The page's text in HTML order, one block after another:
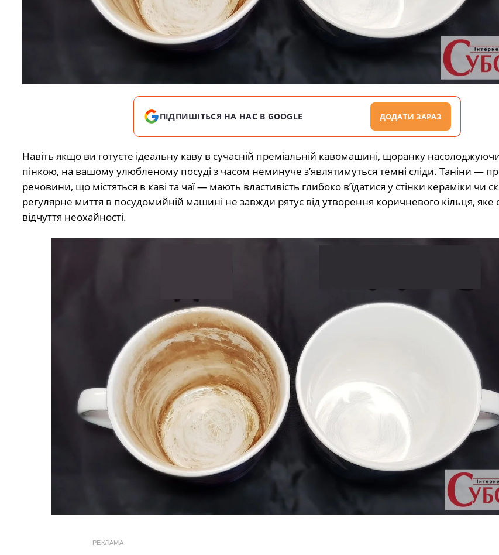
ПІДПИШІТЬСЯ НА НАС В GOOGLE ДОДАТИ ЗАРАЗ
Навіть якщо ви готуєте ідеальну каву в сучасній преміальній кавомашині, щоранку
пінкою, на вашому улюбленому посуді з часом неминуче з’являтимуться темні сліди. Таніни —
речовини, що містяться в каві та чаї — мають властивість глибоко в’їдатися у стінки кераміки чи
регулярне миття в посудомийній машині не завжди рятує від утворення коричневого кільця, яке
відчуття неохайності.
РЕКЛАМА